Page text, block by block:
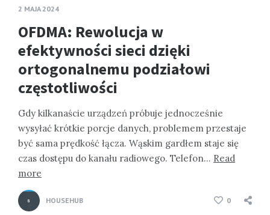
2 MAJA 2024
OFDMA: Rewolucja w
efektywności sieci dzięki
ortogonalnemu podziałowi
częstotliwości
Gdy kilkanaście urządzeń próbuje jednocześnie
wysyłać krótkie porcje danych, problemem przestaje
być sama prędkość łącza. Wąskim gardłem staje się
czas dostępu do kanału radiowego. Telefon… Read
more
HOUSEHUB 0